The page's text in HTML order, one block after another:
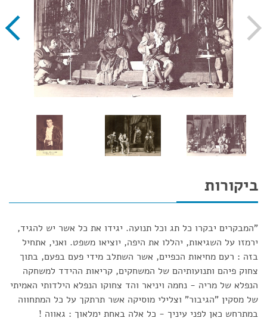
ביקורות
"המבקרים יבקרו כל תג וכל תנועה. יגידו את כל אשר יש להגיד,
ירמזו על השגיאות, יהללו את היפה, יוציאו משפט. ואני, אתחיל
בזה : רעם מחיאות הכפיים, אשר השתלב מידי פעם בפעם, בתוך
צחוק פיהם ותנועותיהם של המשחקים, קריאות ההידד למשחקה
הנפלא של מריה - נחמה ויניאר והד צחוקו הנפלא הילדותי האמיתי
של מסקין "הגיבור" וצלילי מוסיקה אשר תרתקך על כל המתחווה
במתרחש כאן לפני עיניך - כל אלה באחת ימלאוך : גאווה !